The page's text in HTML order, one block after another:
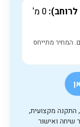
0 מ'
המחיר מתייחס
התקנה מקצועית,
שיחה ואישור